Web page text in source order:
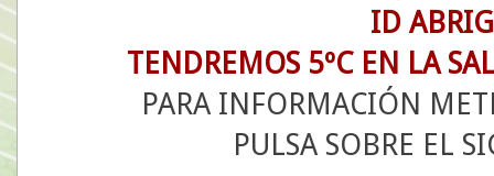
ID
TENDREMOS 5ºC EN LA
PARA INFORMACIÓN
PULSA SOBRE EL